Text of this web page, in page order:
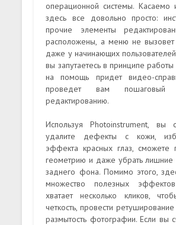
операционной системы. Касаемо
здесь все довольно просто:
прочие элементы
расположены, а меню не вызовет
даже у начинающих
вы запутаетесь в принципе
на помощь придет видео-
проведет вам
редактированию.
Используя Photoinstrument, вы
удалите дефекты с кожи,
эффекта красных глаз, сможете
геометрию и даже убрать
заднего фона. Помимо этого,
множество полезных
хватает несколько кликов,
четкость, провести
размытость фотографии. Если вы